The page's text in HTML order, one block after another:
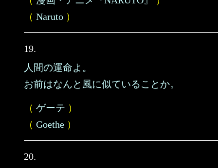
（ Naruto ）
19.
人間の運命よ。
お前はなんと風に似ていることか。
（ ゲーテ ）
（ Goethe ）
20.